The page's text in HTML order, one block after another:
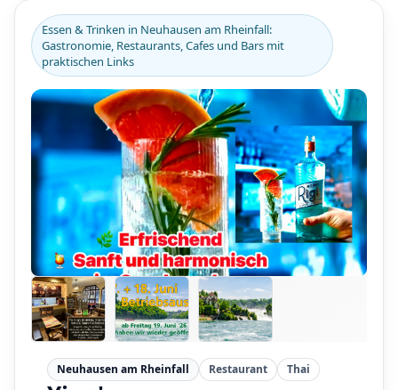
Essen & Trinken in Neuhausen am Rheinfall:
Gastronomie, Restaurants, Cafes und Bars mit
praktischen Links
Neuhausen am Rheinfall Restaurant Thai